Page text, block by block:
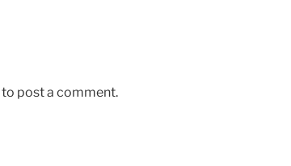
to post a comment.